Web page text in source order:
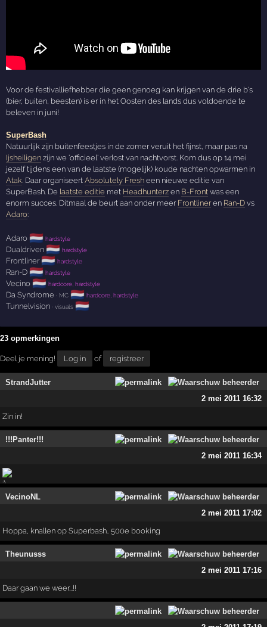
Voor de festivalliefhebber die geen genoeg kan krijgen van de drie b's
(bier, buiten, beesten) is er in het Oosten des lands dus voldoende te
beleven in juni!
SuperBash
Natuurlijk zijn buitenfeestjes in de zomer veruit het fijnst, maar pas na
Ijsheiligen zijn we 'officieel' verlost van nachtvorst. Kom dus op 14 mei
jezelf tijdens een van de laatste (mogelijk) koude nachten opwarmen in
Atak. Daar organiseertAbsolutely Fresh een nieuwe editie van
SuperBash. De laatste editie met Headhunterz en B-Front was een
enorm succes. Ditmaal de beurt aan onder meer Frontlineren Ran-D vs
Adaro:
Adaro 🇳🇱 hardstyle
Dualdriven 🇳🇱 hardstyle
Frontliner 🇳🇱 hardstyle
Ran-D 🇳🇱 hardstyle
Vecino 🇳🇱 hardcore, hardstyle
Da Syndrome · MC 🇳🇱 hardcore, hardstyle
Tunnelvision · visuals 🇳🇱
23 opmerkingen
Deel je mening! Log in of registreer
StrandJutter
2 mei 2011 16:32
Zin in!
!!!Panter!!!
2 mei 2011 16:34
VecinoNL
2 mei 2011 17:02
Hoppa, knallen op Superbash.. 500e booking
Theunusss
2 mei 2011 17:16
Daar gaan we weer...!!